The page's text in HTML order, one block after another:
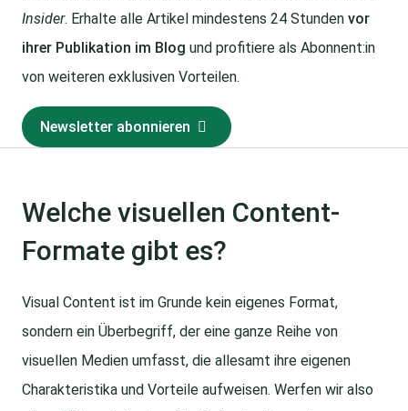
Insider. Erhalte alle Artikel mindestens 24 Stunden vor
ihrer Publikation im Blog und profitiere als Abonnent:in
von weiteren exklusiven Vorteilen.
Newsletter abonnieren
Welche visuellen Content-
Formate gibt es?
Visual Content ist im Grunde kein eigenes Format,
sondern ein Überbegriff, der eine ganze Reihe von
visuellen Medien umfasst, die allesamt ihre eigenen
Charakteristika und Vorteile aufweisen. Werfen wir also